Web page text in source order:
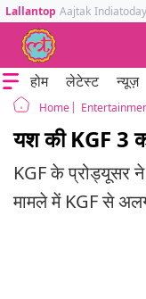
Lallantop Aajtak Indiatoday
होम लेटेस्ट न्यूज़
Home
यश की KGF 3
KGF के प्रोड्यूसर
मामले में KGF से